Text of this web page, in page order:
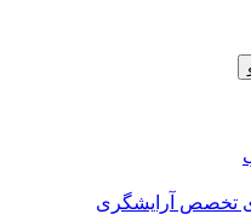
تخصص آرایشگری